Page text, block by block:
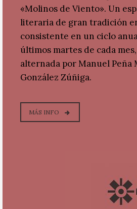
«Molinos de Viento». Un
literaria de gran tradición
consistente en un ciclo
últimos martes de cada
alternada por Manuel Peña
González Zúñiga.
MÁS INFO